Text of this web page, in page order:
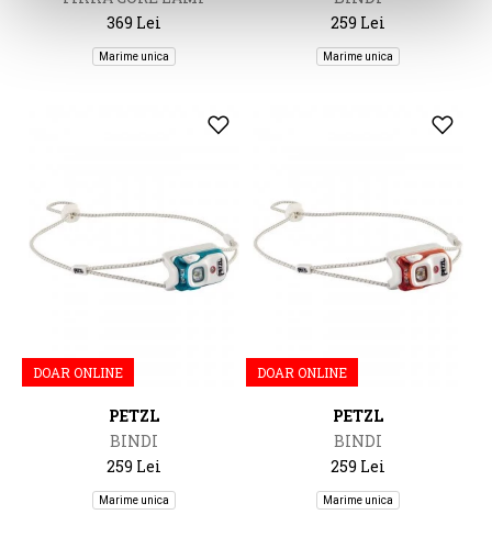
369 Lei
Marime unica
259 Lei
Marime unica
DOAR ONLINE
PETZL
BINDI
259 Lei
Marime unica
DOAR ONLINE
PETZL
BINDI
259 Lei
Marime unica